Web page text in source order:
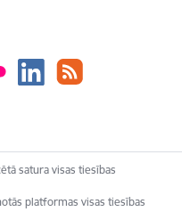
satura visas tiesības
platformas visas tiesības